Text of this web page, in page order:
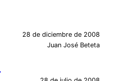
28 de diciembre de 2008
Juan José Beteta